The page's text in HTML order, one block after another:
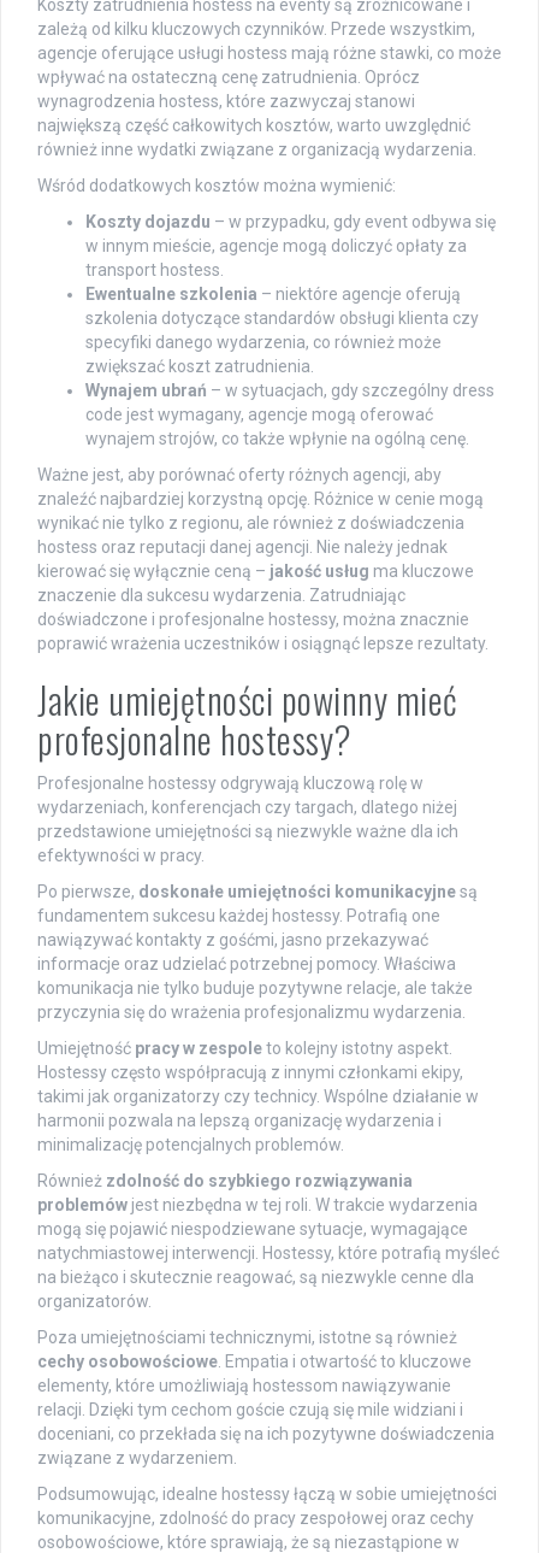
Koszty zatrudnienia hostess na eventy są zróżnicowane i
zależą od kilku kluczowych czynników. Przede wszystkim,
agencje oferujące usługi hostess mają różne stawki, co może
wpływać na ostateczną cenę zatrudnienia. Oprócz
wynagrodzenia hostess, które zazwyczaj stanowi
największą część całkowitych kosztów, warto uwzględnić
również inne wydatki związane z organizacją wydarzenia.
Wśród dodatkowych kosztów można wymienić:
Koszty dojazdu – w przypadku, gdy event odbywa się
w innym mieście, agencje mogą doliczyć opłaty za
transport hostess.
Ewentualne szkolenia – niektóre agencje oferują
szkolenia dotyczące standardów obsługi klienta czy
specyfiki danego wydarzenia, co również może
zwiększać koszt zatrudnienia.
Wynajem ubrań – w sytuacjach, gdy szczególny dress
code jest wymagany, agencje mogą oferować
wynajem strojów, co także wpłynie na ogólną cenę.
Ważne jest, aby porównać oferty różnych agencji, aby
znaleźć najbardziej korzystną opcję. Różnice w cenie mogą
wynikać nie tylko z regionu, ale również z doświadczenia
hostess oraz reputacji danej agencji. Nie należy jednak
kierować się wyłącznie ceną – jakość usług ma kluczowe
znaczenie dla sukcesu wydarzenia. Zatrudniając
doświadczone i profesjonalne hostessy, można znacznie
poprawić wrażenia uczestników i osiągnąć lepsze rezultaty.
Jakie umiejętności powinny mieć
profesjonalne hostessy?
Profesjonalne hostessy odgrywają kluczową rolę w
wydarzeniach, konferencjach czy targach, dlatego niżej
przedstawione umiejętności są niezwykle ważne dla ich
efektywności w pracy.
Po pierwsze, doskonałe umiejętności komunikacyjnesą
fundamentem sukcesu każdej hostessy. Potrafią one
nawiązywać kontakty z gośćmi, jasno przekazywać
informacje oraz udzielać potrzebnej pomocy. Właściwa
komunikacja nie tylko buduje pozytywne relacje, ale także
przyczynia się do wrażenia profesjonalizmu wydarzenia.
Umiejętność pracy w zespoleto kolejny istotny aspekt.
Hostessy często współpracują z innymi członkami ekipy,
takimi jak organizatorzy czy technicy. Wspólne działanie w
harmonii pozwala na lepszą organizację wydarzenia i
minimalizację potencjalnych problemów.
Również zdolność do szybkiego rozwiązywania
problemów jest niezbędna w tej roli. W trakcie wydarzenia
mogą się pojawić niespodziewane sytuacje, wymagające
natychmiastowej interwencji. Hostessy, które potrafią myśleć
na bieżąco i skutecznie reagować, są niezwykle cenne dla
organizatorów.
Poza umiejętnościami technicznymi, istotne są również
cechy osobowościowe . Empatia i otwartość to kluczowe
elementy, które umożliwiają hostessom nawiązywanie
relacji. Dzięki tym cechom goście czują się mile widziani i
doceniani, co przekłada się na ich pozytywne doświadczenia
związane z wydarzeniem.
Podsumowując, idealne hostessy łączą w sobie umiejętności
komunikacyjne, zdolność do pracy zespołowej oraz cechy
osobowościowe, które sprawiają, że są niezastąpione w